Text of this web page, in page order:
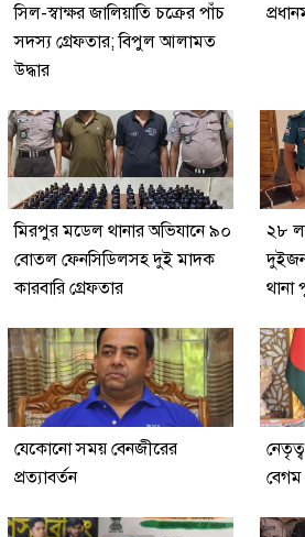
সিল-স্বাক্ষর জালিয়াতি চক্রের পাঁচ
সদস্য গ্রেফতার; বিপুল আলামত
উদ্ধার
মিরপুর মডেল থানার অভিযানে ৯০
বোতল ফেনসিডিলসহ দুই মাদক
কারবারি গ্রেফতার
২৮
থানা
যেকোনো সময় বেনজীরের
প্রত্যাবর্তন
বেগম